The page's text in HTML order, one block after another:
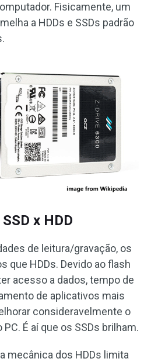
Fisicamente, um
a HDDs e SSDs padrão
x HDD
de leitura/gravação, os
que HDDs. Devido ao flash
acesso a dados, tempo de
de aplicativos mais
consideravelmente o
É aí que os SSDs brilham.
mecânica dos HDDs limita